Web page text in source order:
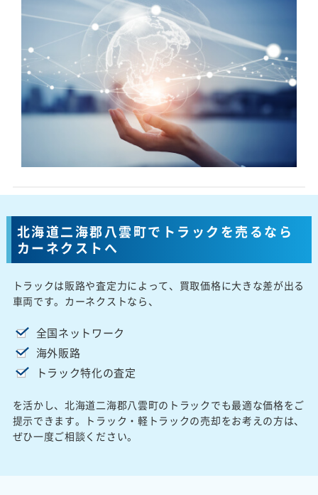
北海道二海郡八雲町でトラックを売るなら
カーネクストへ
トラックは販路や査定力によって、買取価格に大きな差が出る
車両です。カーネクストなら、
全国ネットワーク
海外販路
トラック特化の査定
を活かし、北海道二海郡八雲町のトラックでも最適な価格をご
提示できます。トラック・軽トラックの売却をお考えの方は、
ぜひ一度ご相談ください。